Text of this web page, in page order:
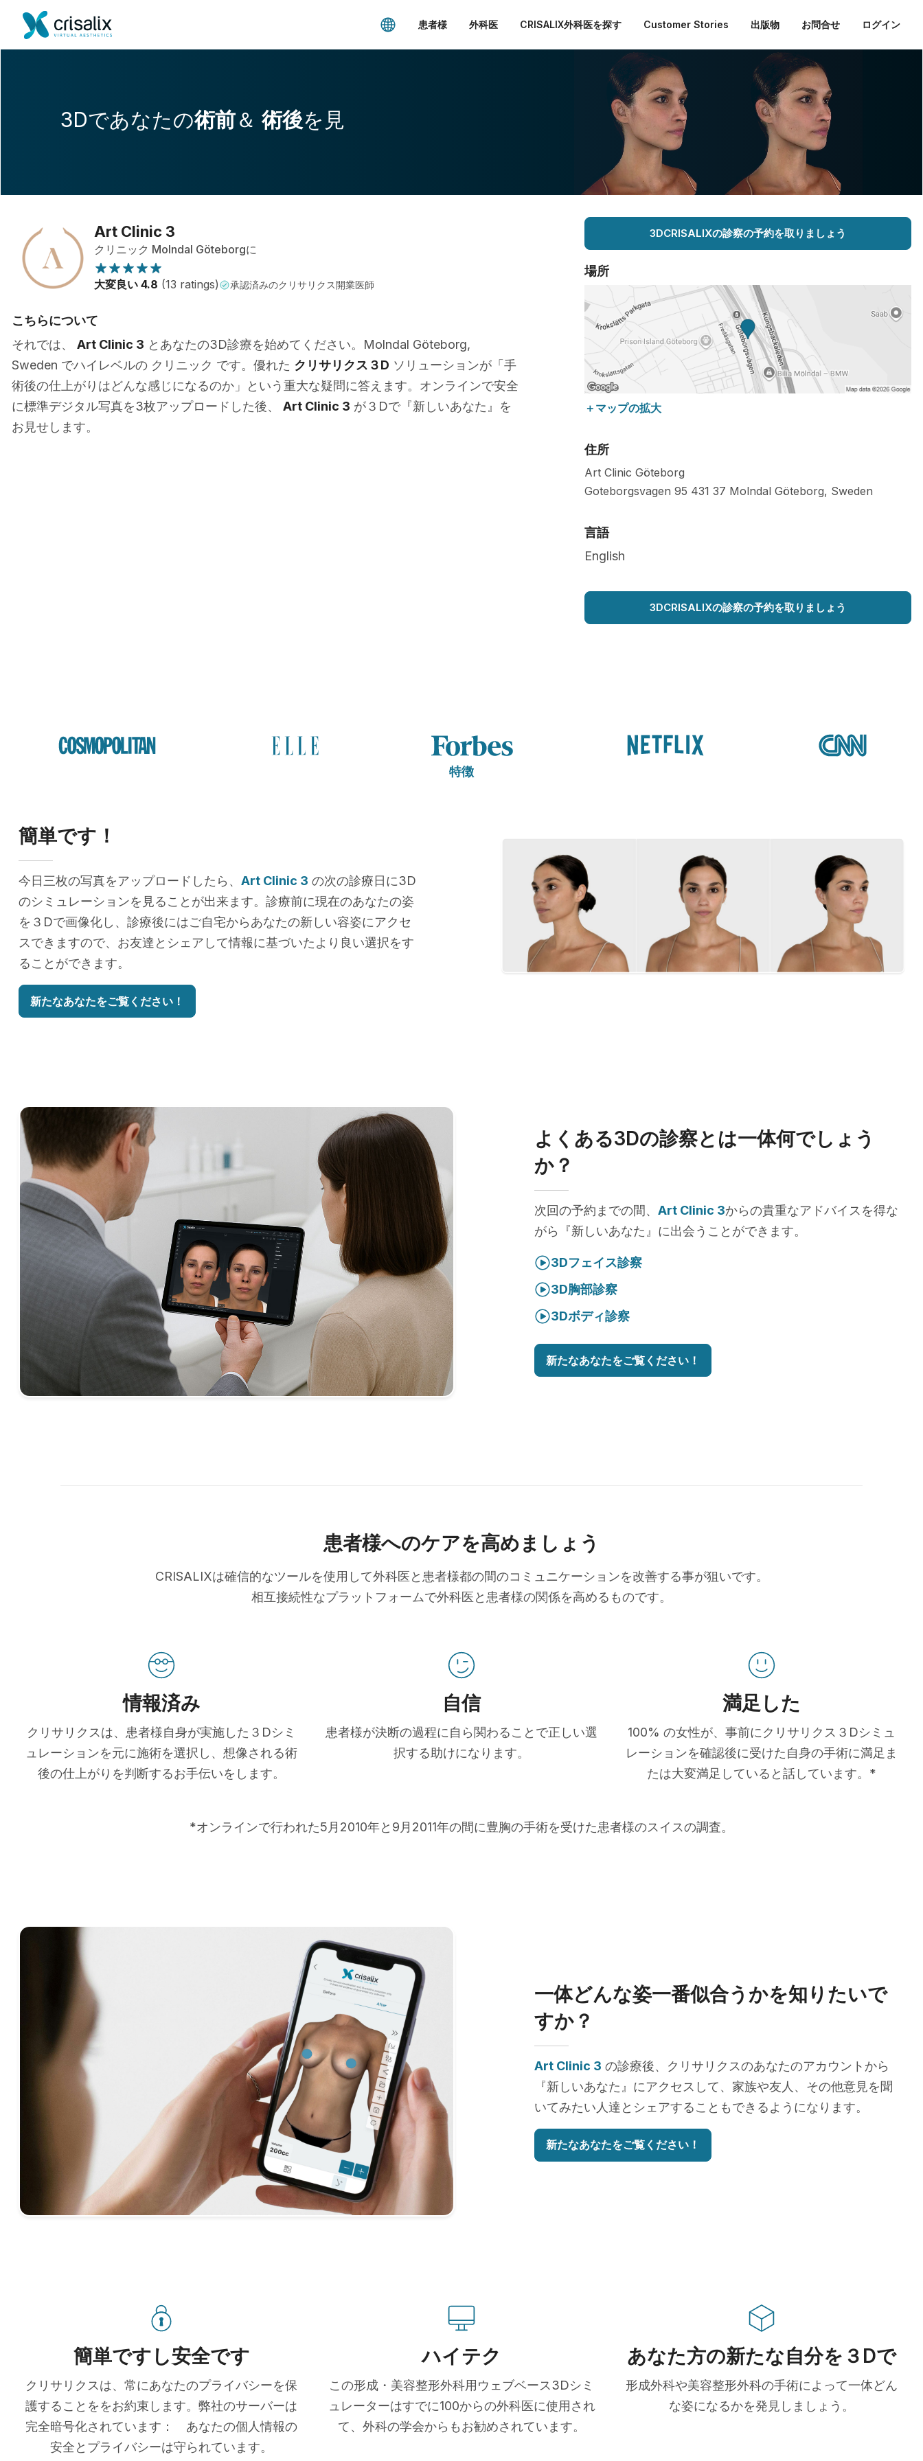
患者様 外科医 CRISALIX外科医を探す Customer Stories 出版物 お問合せ ログイン
3Dであなたの術前＆術後を見
Art Clinic 3
クリニック Molndal Göteborgに
大変良い 4.8 (13 ratings) 承認済みのクリサリクス開業医師
こちらについて
それでは、 Art Clinic 3 とあなたの3D診療を始めてください。Molndal Göteborg,
Sweden でハイレベルの クリニック です。優れた クリサリクス３D ソリューションが「手
術後の仕上がりはどんな感じになるのか」という重大な疑問に答えます。オンラインで安全
に標準デジタル写真を3枚アップロードした後、 Art Clinic 3 が３Dで『新しいあなた』を
お見せします。
3DCRISALIXの診察の予約を取りましょう
場所
＋マップの拡大
住所
Art Clinic Göteborg
Goteborgsvagen 95 431 37 Molndal Göteborg, Sweden
言語
English
3DCRISALIXの診察の予約を取りましょう
特徴
簡単です！
今日三枚の写真をアップロードしたら、 Art Clinic 3 の次の診療日に3D
のシミュレーションを見ることが出来ます。診療前に現在のあなたの姿
を３Dで画像化し、診療後にはご自宅からあなたの新しい容姿にアクセ
スできますので、お友達とシェアして情報に基づいたより良い選択をす
ることができます。
新たなあなたをご覧ください！
よくある3Dの診察とは一体何でしょう
か？
次回の予約までの間、 Art Clinic 3からの貴重なアドバイスを得な
がら『新しいあなた』に出会うことができます。
3Dフェイス診察
3D胸部診察
3Dボディ診察
新たなあなたをご覧ください！
患者様へのケアを高めましょう
CRISALIXは確信的なツールを使用して外科医と患者様都の間のコミュニケーションを改善する事が狙いです。
相互接続性なプラットフォームで外科医と患者様の関係を高めるものです。
情報済み
クリサリクスは、患者様自身が実施した３Dシミ
ュレーションを元に施術を選択し、想像される術
後の仕上がりを判断するお手伝いをします。
自信
患者様が決断の過程に自ら関わることで正しい選
択する助けになります。
満足した
100% の女性が、事前にクリサリクス３Dシミュ
レーションを確認後に受けた自身の手術に満足ま
たは大変満足していると話しています。*
*オンラインで行われた5月2010年と9月2011年の間に豊胸の手術を受けた患者様のスイスの調査。
一体どんな姿一番似合うかを知りたいで
すか？
Art Clinic 3 の診療後、クリサリクスのあなたのアカウントから
『新しいあなた』にアクセスして、家族や友人、その他意見を聞
いてみたい人達とシェアすることもできるようになります。
新たなあなたをご覧ください！
簡単ですし安全です
クリサリクスは、常にあなたのプライバシーを保
護することををお約束します。弊社のサーバーは
完全暗号化されています： あなたの個人情報の
安全とプライバシーは守られています。
ハイテク
この形成・美容整形外科用ウェブベース3Dシミ
ュレーターはすでに100からの外科医に使用され
て、外科の学会からもお勧めされています。
あなた方の新たな自分を３Dで
形成外科や美容整形外科の手術によって一体どん
な姿になるかを発見しましょう。